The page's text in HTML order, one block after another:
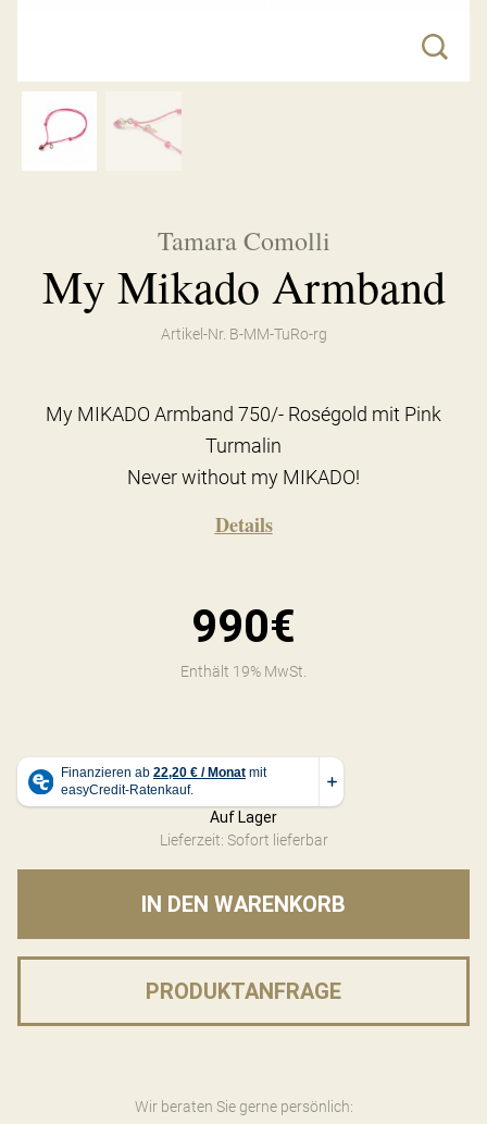
Tamara Comolli
My Mikado Armband
Artikel-Nr. B-MM-TuRo-rg
My MIKADO Armband 750/- Roségold mit Pink
Turmalin
Never without my MIKADO!
Details
990€
Enthält 19% MwSt.
Auf Lager
Lieferzeit: Sofort lieferbar
IN DEN WARENKORB
PRODUKTANFRAGE
Wir beraten Sie gerne persönlich: